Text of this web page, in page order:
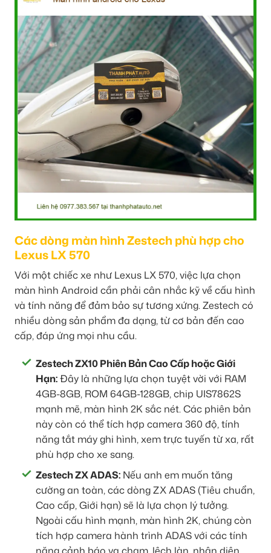
Các dòng màn hình Zestech phù hợp cho
Lexus LX 570
Với một chiếc xe như Lexus LX 570, việc lựa chọn
màn hình Android cần phải cân nhắc kỹ về cấu hình
và tính năng để đảm bảo sự tương xứng. Zestech có
nhiều dòng sản phẩm đa dạng, từ cơ bản đến cao
cấp, đáp ứng mọi nhu cầu.
Zestech ZX10 Phiên Bản Cao Cấp hoặc Giới
Hạn:Đây là những lựa chọn tuyệt vời với RAM
4GB-8GB, ROM 64GB-128GB, chip UIS7862S
mạnh mẽ, màn hình 2K sắc nét. Các phiên bản
này còn có thể tích hợp camera 360 độ, tính
năng tắt máy ghi hình, xem trực tuyến từ xa, rất
phù hợp cho xe sang.
Zestech ZX ADAS: Nếu anh em muốn tăng
cường an toàn, các dòng ZX ADAS (Tiêu chuẩn,
Cao cấp, Giới hạn) sẽ là lựa chọn lý tưởng.
Ngoài cấu hình mạnh, màn hình 2K, chúng còn
tích hợp camera hành trình ADAS với các tính